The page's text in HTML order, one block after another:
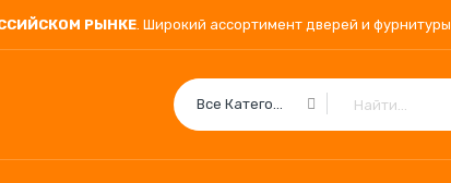
РЫНКЕ. Широкий ассортимент дверей и фурнитуры
Все Категории